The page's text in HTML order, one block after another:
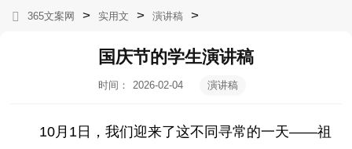
365文案网 > 实用文 > 演讲稿 >
国庆节的学生演讲稿
时间：
2026-02-04
演讲稿
10月1日，我们迎来了这不同寻常的一天——祖